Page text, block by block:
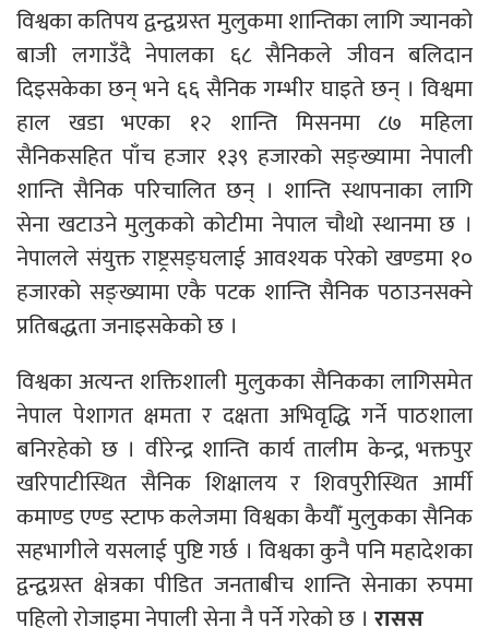
विश्वका कतिपय द्वन्द्वग्रस्त मुलुकमा शान्तिका लागि ज्यानको
बाजी लगाउँदै नेपालका ६८ सैनिकले जीवन बलिदान
दिइसकेका छन् भने ६६ सैनिक गम्भीर घाइते छन् । विश्वमा
हाल खडा भएका १२ शान्ति मिसनमा ८७ महिला
सैनिकसहित पाँच हजार १३९ हजारको सङ्ख्यामा नेपाली
शान्ति सैनिक परिचालित छन् । शान्ति स्थापनाका लागि
सेना खटाउने मुलुकको कोटीमा नेपाल चौथो स्थानमा छ ।
नेपालले संयुक्त राष्ट्रसङ्घलाई आवश्यक परेको खण्डमा १०
हजारको सङ्ख्यामा एकै पटक शान्ति सैनिक पठाउनसक्ने
प्रतिबद्धता जनाइसकेको छ ।
विश्वका अत्यन्त शक्तिशाली मुलुकका सैनिकका लागिसमेत
नेपाल पेशागत क्षमता र दक्षता अभिवृद्धि गर्ने पाठशाला
बनिरहेको छ । वीरेन्द्र शान्ति कार्य तालीम केन्द्र, भक्तपुर
खरिपाटीस्थित सैनिक शिक्षालय र शिवपुरीस्थित आर्मी
कमाण्ड एण्ड स्टाफ कलेजमा विश्वका कैयौँ मुलुकका सैनिक
सहभागीले यसलाई पुष्टि गर्छ । विश्वका कुनै पनि महादेशका
द्वन्द्वग्रस्त क्षेत्रका पीडित जनताबीच शान्ति सेनाका रुपमा
पहिलो रोजाइमा नेपाली सेना नै पर्ने गरेको छ । रासस